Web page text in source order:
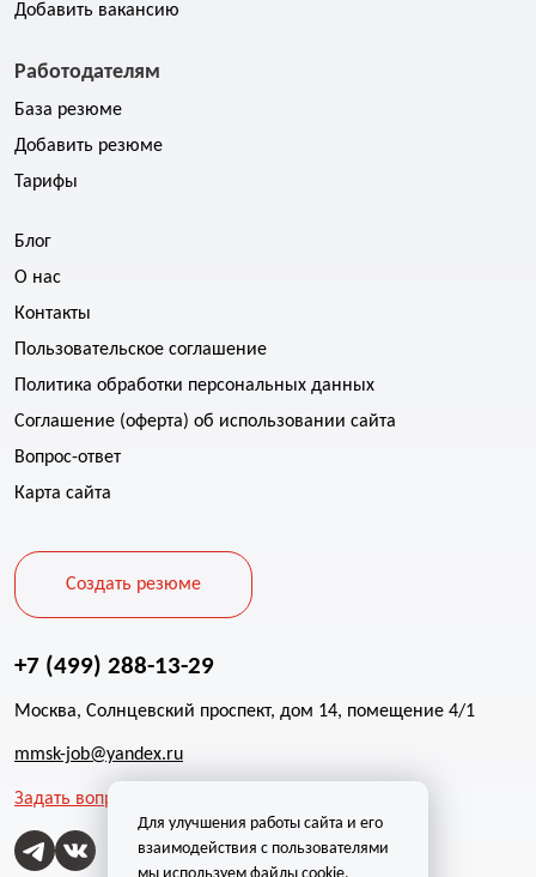
Добавить вакансию
Работодателям
База резюме
Добавить резюме
Тарифы
Блог
О нас
Контакты
Пользовательское соглашение
Политика обработки персональных данных
Соглашение (оферта) об использовании сайта
Вопрос-ответ
Карта сайта
Создать резюме
+7 (499) 288-13-29
Москва, Солнцевский проспект, дом 14, помещение 4/1
mmsk-job@yandex.ru
Задать вопрос
Для улучшения работы сайта и его
взаимодействия с пользователями